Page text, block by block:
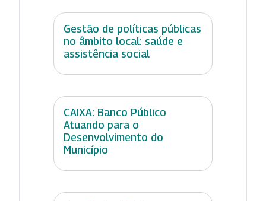
Gestão de políticas públicas
no âmbito local: saúde e
assistência social
CAIXA: Banco Público
Atuando para o
Desenvolvimento do
Município